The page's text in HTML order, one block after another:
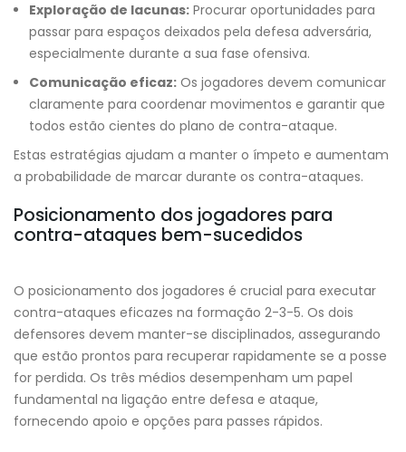
Exploração de lacunas: Procurar oportunidades para
passar para espaços deixados pela defesa adversária,
especialmente durante a sua fase ofensiva.
Comunicação eficaz: Os jogadores devem comunicar
claramente para coordenar movimentos e garantir que
todos estão cientes do plano de contra-ataque.
Estas estratégias ajudam a manter o ímpeto e aumentam
a probabilidade de marcar durante os contra-ataques.
Posicionamento dos jogadores para
contra-ataques bem-sucedidos
O posicionamento dos jogadores é crucial para executar
contra-ataques eficazes na formação 2-3-5. Os dois
defensores devem manter-se disciplinados, assegurando
que estão prontos para recuperar rapidamente se a posse
for perdida. Os três médios desempenham um papel
fundamental na ligação entre defesa e ataque,
fornecendo apoio e opções para passes rápidos.